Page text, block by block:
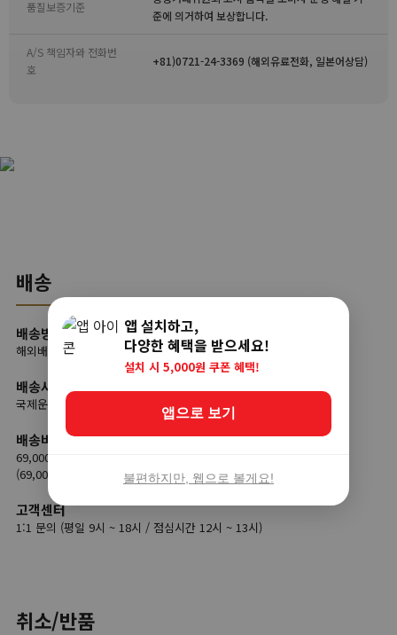
품질보증기준
준에 의거하여 보상합니다.
A/S 책임자와 전화번
호
+81)0721-24-3369 (해외유료전화, 일본어상담)
배송
배송방법
해외배송
배송사
국제운송사(글로비츠), 국내택배
배송비
69,000원 이상 무료배송
(69,000원 미만 결제 시, 9,900원 배송료 부담)
고객센터
1:1 문의 (평일 9시 ~ 18시 / 점심시간 12시 ~ 13시)
취소/반품
앱 설치하고,
다양한 혜택을 받으세요!
설치 시 5,000원 쿠폰 혜택!
앱으로 보기
불편하지만, 웹으로 볼게요!